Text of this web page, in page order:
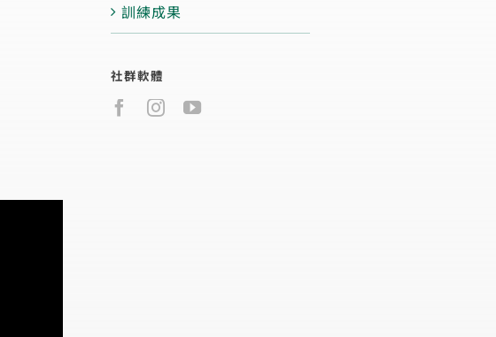
訓練成果
社群軟體